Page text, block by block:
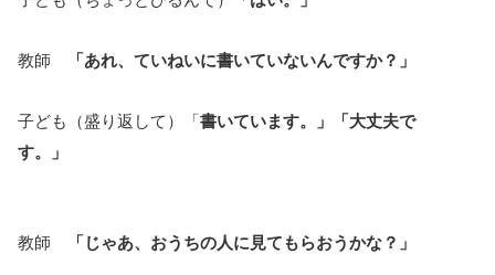
教師 「あれ、ていねいに書いていないんですか？」
子ども（盛り返して）「書いています。」「大丈夫で
す。」
教師 「じゃあ、おうちの人に見てもらおうかな？」